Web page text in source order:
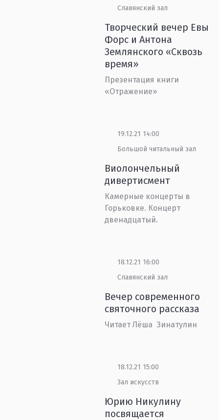
Славянский зал
Творческий вечер Евы
Форс и Антона
Землянского «Сквозь
время»
Презентация книги
«Отражение»
19.12.21 14:00
Большой читальный зал
Виолончельный
дивертисмент
Камерные концерты в
Горьковке. Концерт
двенадцатый.
18.12.21 16:00
Славянский зал
Вечер современного
святочного рассказа
Читает Лёша Зинатулин
18.12.21 15:00
Зал искусств
Юрию Никулину
посвящается